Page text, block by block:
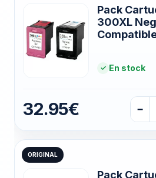
Pack
300XL
En stock
32.95€ −
ORIGINAL
Pack